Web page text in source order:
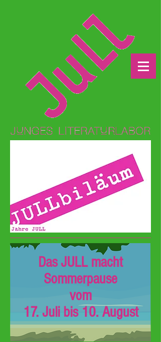
Das JULL macht
Sommerpause
vom
17. Juli bis 10. August